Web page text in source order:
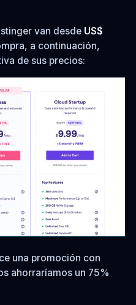
van desde US$
a continuación,
de sus precios:
una promoción con
ahorraríamos un 75%